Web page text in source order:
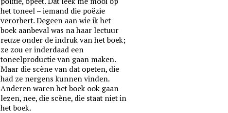
het toneel – iemand die poëzie
verorbert. Degeen aan wie ik het
boek aanbeval was na haar lectuur
reuze onder de indruk van het boek;
ze zou er inderdaad een
toneelproductie van gaan maken.
Maar die scène van dat opeten, die
had ze nergens kunnen vinden.
Anderen waren het boek ook gaan
lezen, nee, die scène, die staat niet in
het boek.